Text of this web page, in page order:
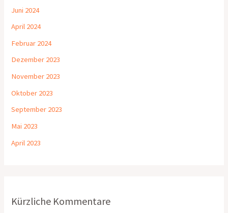
Juni 2024
April 2024
Februar 2024
Dezember 2023
November 2023
Oktober 2023
September 2023
Mai 2023
April 2023
Kürzliche Kommentare